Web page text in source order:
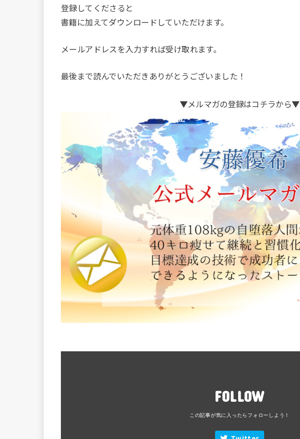
登録してくださると
書籍に加えてダウンロードしていただけます。
メールアドレスを入力すれば受け取れます。
最後まで読んでいただきありがとうございました！
▼メルマガの登録はコチラから▼
FOLLOW